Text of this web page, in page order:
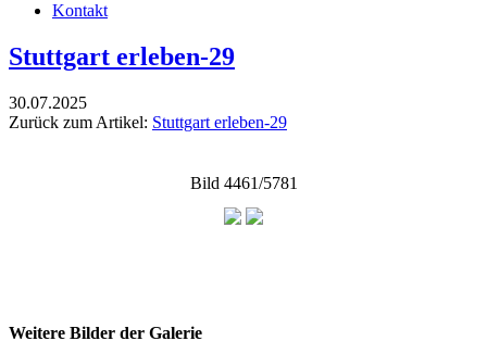
Kontakt
Stuttgart erleben-29
30.07.2025
Zurück zum Artikel: Stuttgart erleben-29
Bild 4461/5781
Weitere Bilder der Galerie